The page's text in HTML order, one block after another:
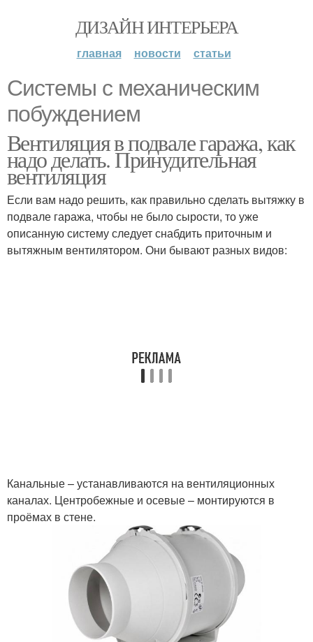
ДИЗАЙН ИНТЕРЬЕРА
главная новости статьи
Системы с механическим
побуждением
Вентиляция в подвале гаража, как
надо делать. Принудительная
вентиляция
Если вам надо решить, как правильно сделать вытяжку в
подвале гаража, чтобы не было сырости, то уже
описанную систему следует снабдить приточным и
вытяжным вентилятором. Они бывают разных видов:
Канальные – устанавливаются на вентиляционных
каналах. Центробежные и осевые – монтируются в
проёмах в стене.